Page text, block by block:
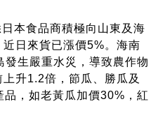
本食品商積極向山東及海
日來貨已漲價5%。海南
生嚴重水災，導致農作物
升1.2倍，節瓜、勝瓜及
，如老黃瓜加價30%，紅